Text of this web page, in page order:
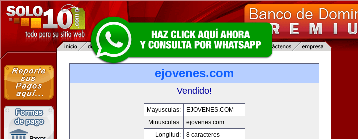
ejovenes.com
Vendido!
Mayusculas:
EJOVENES.COM
Minusculas:
ejovenes.com
Longitud:
8 caracteres